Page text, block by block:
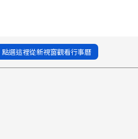
點選這裡從新視窗觀看行事曆